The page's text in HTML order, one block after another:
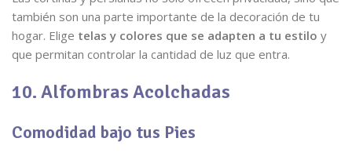
también son una parte importante de la decoración de tu
hogar. Elige telas y colores que se adapten a tu estilo y
que permitan controlar la cantidad de luz que entra.
10. Alfombras Acolchadas
Comodidad bajo tus Pies